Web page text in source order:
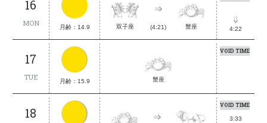
16
MON 月齢：14.9 双子座 (4:21) 蟹座 4:22
17
TUE 月齢：15.9 蟹座
VOID TIME
18
VOID TIME
3:33